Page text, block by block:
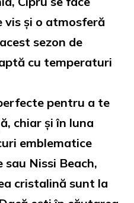
vis și o atmosferă
sezon de
cu temperaturi
pentru a te
chiar și în luna
emblematice
sau Nissi Beach,
cristalină sunt la